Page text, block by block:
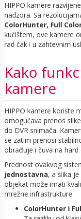
HIPPO kamere
nadzora. Sa
ColorHunter, Full
kućištem, ove kamere
rad čak i u zahtevnim
Kako
kamere
HIPPO kamere koriste
omogućava prenos
do DVR snimača.
se zatim prenosi
obrađuje i čuva na hard
Prednost ovakvog
jednostavna, a slika
objekat može imati
mrežne infrastrukture.
ColorHunter i